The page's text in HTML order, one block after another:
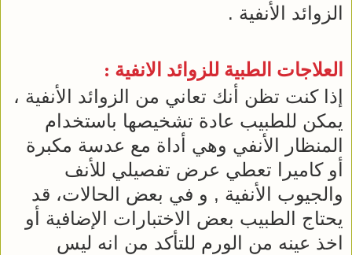
الزوائد الأنفية .
العلاجات الطبية للزوائد الانفية :
إذا كنت تظن أنك تعاني من الزوائد الأنفية ،
يمكن للطبيب عادة تشخيصها باستخدام
المنظار الأنفي وهي أداة مع عدسة مكبرة
أو كاميرا تعطي عرض تفصيلي للأنف
والجيوب الأنفية , و في بعض الحالات، قد
يحتاج الطبيب بعض الاختبارات الإضافية أو
اخذ عينه من الورم للتأكد من انه ليس